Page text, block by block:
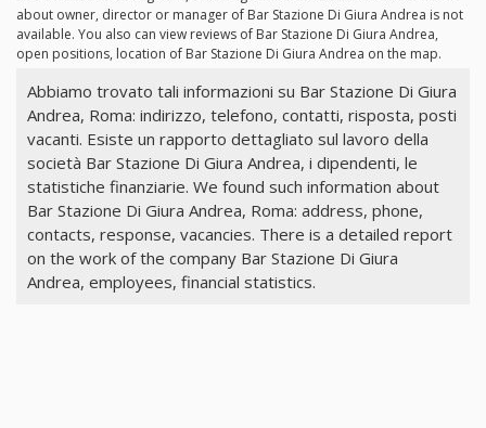
about owner, director or manager of Bar Stazione Di Giura Andrea is not
available. You also can view reviews of Bar Stazione Di Giura Andrea,
open positions, location of Bar Stazione Di Giura Andrea on the map.
Abbiamo trovato tali informazioni su Bar Stazione Di Giura
Andrea, Roma: indirizzo, telefono, contatti, risposta, posti
vacanti. Esiste un rapporto dettagliato sul lavoro della
società Bar Stazione Di Giura Andrea, i dipendenti, le
statistiche finanziarie. We found such information about
Bar Stazione Di Giura Andrea, Roma: address, phone,
contacts, response, vacancies. There is a detailed report
on the work of the company Bar Stazione Di Giura
Andrea, employees, financial statistics.